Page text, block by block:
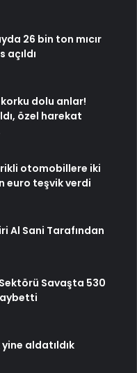
26 bin ton mıcır
açıldı
dolu anlar!
özel harekat
otomobillere iki
euro teşvik verdi
Al Sani Tarafından
Savaşta 530
aldatıldık